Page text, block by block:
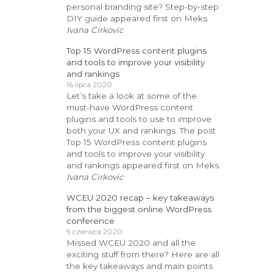
personal branding site? Step-by-step
DIY guide appeared first on Meks.
Ivana Cirkovic
Top 15 WordPress content plugins
and tools to improve your visibility
and rankings
16 lipca 2020
Let’s take a look at some of the
must-have WordPress content
plugins and tools to use to improve
both your UX and rankings. The post
Top 15 WordPress content plugins
and tools to improve your visibility
and rankings appeared first on Meks.
Ivana Cirkovic
WCEU 2020 recap – key takeaways
from the biggest online WordPress
conference
9 czerwca 2020
Missed WCEU 2020 and all the
exciting stuff from there? Here are all
the key takeaways and main points